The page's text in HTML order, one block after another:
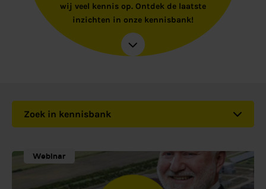
wij veel kennis op. Ontdek de laatste
inzichten in onze kennisbank!
Zoek in kennisbank
Webinar